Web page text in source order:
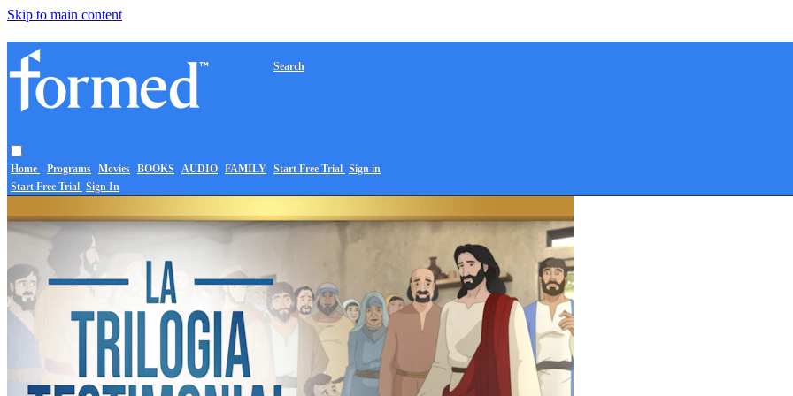
Skip to main content
Home Programs Movies BOOKS AUDIO FAMILY
Search
Start Free Trial Sign in
Start Free Trial Sign In